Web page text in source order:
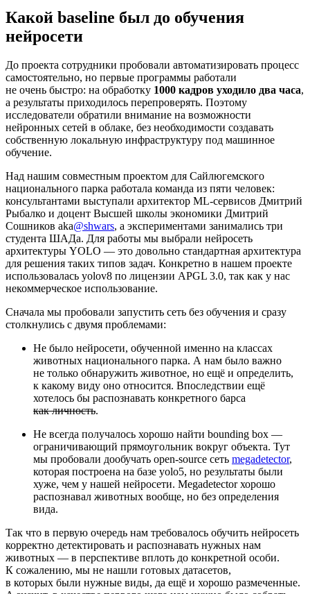
Какой baseline был до обучения
нейросети
До проекта сотрудники пробовали автоматизировать процесс
самостоятельно, но первые программы работали
не очень быстро: на обработку 1000 кадров уходило два часа,
а результаты приходилось перепроверять. Поэтому
исследователи обратили внимание на возможности
нейронных сетей в облаке, без необходимости создавать
собственную локальную инфраструктуру под машинное
обучение.
Над нашим совместным проектом для Сайлюгемского
национального парка работала команда из пяти человек:
консультантами выступали архитектор ML‑сервисов Дмитрий
Рыбалко и доцент Высшей школы экономики Дмитрий
Сошников aka@shwars, а экспериментами занимались три
студента ШАДа. Для работы мы выбрали нейросеть
архитектуры YOLO — это довольно стандартная архитектура
для решения таких типов задач. Конкретно в нашем проекте
использовалась yolov8 по лицензии APGL 3.0, так как у нас
некоммерческое использование.
Сначала мы пробовали запустить сеть без обучения и сразу
столкнулись с двумя проблемами:
Не было нейросети, обученной именно на классах
животных национального парка. А нам было важно
не только обнаружить животное, но ещё и определить,
к какому виду оно относится. Впоследствии ещё
хотелось бы распознавать конкретного барса
как личность.
Не всегда получалось хорошо найти bounding box —
ограничивающий прямоугольник вокруг объекта. Тут
мы пробовали дообучать open‑source сеть megadetector,
которая построена на базе yolo5, но результаты были
хуже, чем у нашей нейросети. Megadetector хорошо
распознавал животных вообще, но без определения
вида.
Так что в первую очередь нам требовалось обучить нейросеть
корректно детектировать и распознавать нужных нам
животных — в перспективе вплоть до конкретной особи.
К сожалению, мы не нашли готовых датасетов,
в которых были нужные виды, да ещё и хорошо размеченные.